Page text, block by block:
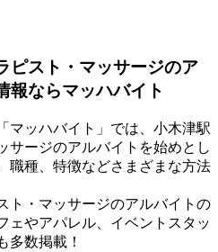
ピスト・マッサージのア
報ならマッハバイト
マッハバイト」では、小木津駅
サージのアルバイトを始めとし
職種、特徴などさまざまな方法
ト・マッサージのアルバイトの
ェやアパレル、イベントスタッ
多数掲載！